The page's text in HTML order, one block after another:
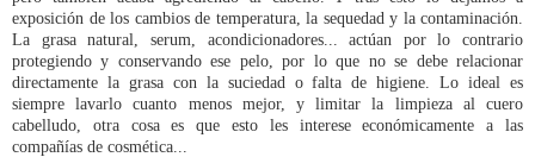
exposición de los cambios de temperatura, la sequedad y la contaminación.
La grasa natural, serum, acondicionadores... actúan por lo contrario
protegiendo y conservando ese pelo, por lo que no se debe relacionar
directamente la grasa con la suciedad o falta de higiene. Lo ideal es
siempre lavarlo cuanto menos mejor, y limitar la limpieza al cuero
cabelludo, otra cosa es que esto les interese económicamente a las
compañías de cosmética...